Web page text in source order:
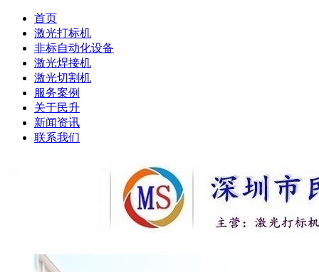
首页
激光打标机
非标自动化设备
激光焊接机
激光切割机
服务案例
关于民升
新闻资讯
联系我们